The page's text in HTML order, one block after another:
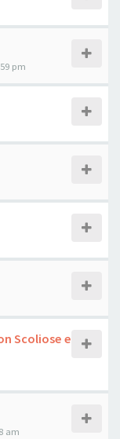
pm
Scoliose e
am